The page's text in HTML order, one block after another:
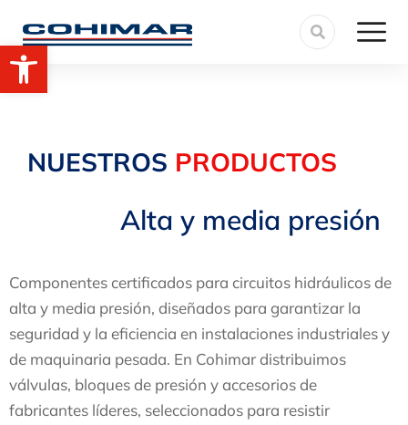
NUESTROS PRODUCTOS
Alta y media presión
Componentes certificados para circuitos hidráulicos de
alta y media presión, diseñados para garantizar la
seguridad y la eficiencia en instalaciones industriales y
de maquinaria pesada. En Cohimar distribuimos
válvulas, bloques de presión y accesorios de
fabricantes líderes, seleccionados para resistir
Abrir barra de herramientas